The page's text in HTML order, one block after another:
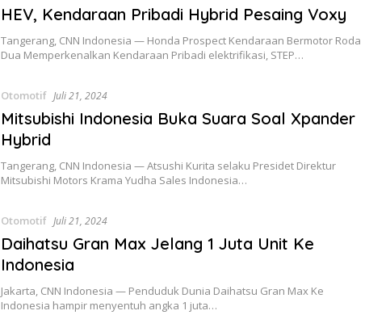
HEV, Kendaraan Pribadi Hybrid Pesaing Voxy
Tangerang, CNN Indonesia — Honda Prospect Kendaraan Bermotor Roda
Dua Memperkenalkan Kendaraan Pribadi elektrifikasi, STEP…
Otomotif Juli 21, 2024
Mitsubishi Indonesia Buka Suara Soal Xpander
Hybrid
Tangerang, CNN Indonesia — Atsushi Kurita selaku Presidet Direktur
Mitsubishi Motors Krama Yudha Sales Indonesia…
Otomotif Juli 21, 2024
Daihatsu Gran Max Jelang 1 Juta Unit Ke
Indonesia
Jakarta, CNN Indonesia — Penduduk Dunia Daihatsu Gran Max Ke
Indonesia hampir menyentuh angka 1 juta…